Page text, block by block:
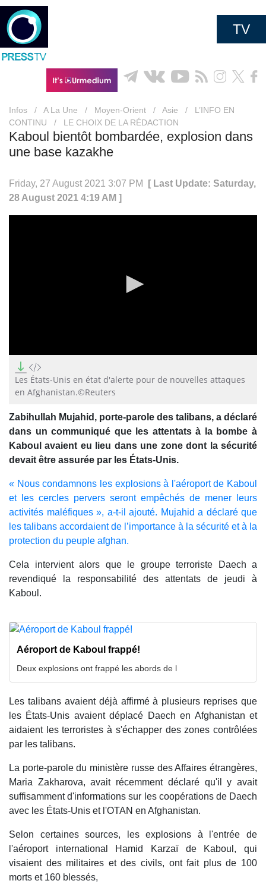
TV
Infos / A La Une / Moyen-Orient / Asie /
L’INFO EN
CONTINU
/ LE CHOIX DE LA RÉDACTION
Kaboul bientôt bombardée, explosion dans
une base kazakhe
Friday, 27 August 2021 3:07 PM
[ Last Update: Saturday,
28 August 2021 4:19 AM ]
seconds
of
seconds
Les États-Unis en état d'alerte pour de nouvelles attaques
en Afghanistan.©Reuters
Zabihullah Mujahid, porte-parole des talibans, a déclaré
dans un communiqué que les attentats à la bombe à
Kaboul avaient eu lieu dans une zone dont la sécurité
devait être assurée par les États-Unis.
« Nous condamnons les explosions à l'aéroport de Kaboul
et les cercles pervers seront empêchés de mener leurs
activités maléfiques », a-t-il ajouté. Mujahid a déclaré que
les talibans accordaient de l’importance à la sécurité et à la
protection du peuple afghan.
Cela intervient alors que le groupe terroriste Daech a
revendiqué la responsabilité des attentats de jeudi à
Kaboul.
Aéroport de Kaboul frappé!
Deux explosions ont frappé les abords de l
Les talibans avaient déjà affirmé à plusieurs reprises que
les États-Unis avaient déplacé Daech en Afghanistan et
aidaient les terroristes à s'échapper des zones contrôlées
par les talibans.
La porte-parole du ministère russe des Affaires étrangères,
Maria Zakharova, avait récemment déclaré qu'il y avait
suffisamment d'informations sur les coopérations de Daech
avec les États-Unis et l'OTAN en Afghanistan.
Selon certaines sources, les explosions à l'entrée de
l'aéroport international Hamid Karzaï de Kaboul, qui
visaient des militaires et des civils, ont fait plus de 100
morts et 160 blessés,